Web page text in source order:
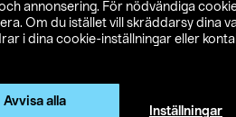
annonsering. För nödvändiga
Om du istället vill skräddarsy dina
i dina cookie-inställningar eller
Avvisa alla
Inställningar